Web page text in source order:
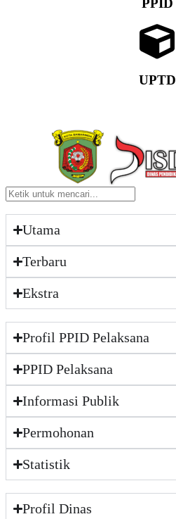
UPTD
Utama
Terbaru
Ekstra
Profil PPID Pelaksana
PPID Pelaksana
Informasi Publik
Permohonan
Statistik
Profil Dinas